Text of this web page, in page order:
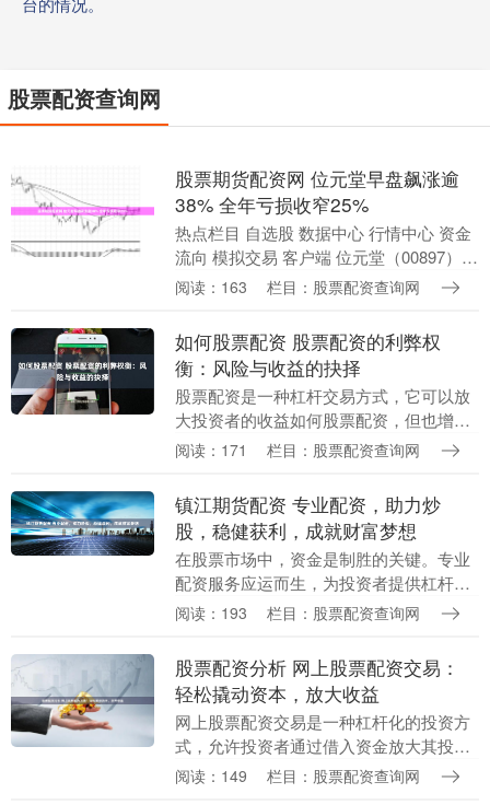
股票配资查询网
股票期货配资网 位元堂早盘飙涨逾
38% 全年亏损收窄25%
热点栏目 自选股 数据中心 行情中心 资金
流向 模拟交易 客户端 位元堂（00897）早
盘曾飙涨超52%，涨幅现收窄至上涨
阅读：163 栏目：股票配资查询网
如何股票配资 股票配资的利弊权
衡：风险与收益的抉择
股票配资是一种杠杆交易方式，它可以放
大投资者的收益如何股票配资，但也增加
了风险。在考虑股票配资之前，权衡其利
公司借入资金，....
阅读：171 栏目：股票配资查询网
镇江期货配资 专业配资，助力炒
股，稳健获利，成就财富梦想
在股票市场中，资金是制胜的关键。专业
配资服务应运而生，为投资者提供杠杆资
金，放大收益空间。 股票配资是指借用资
通过配资来增加....
阅读：193 栏目：股票配资查询网
股票配资分析 网上股票配资交易：
轻松撬动资本，放大收益
网上股票配资交易是一种杠杆化的投资方
式，允许投资者通过借入资金放大其投资
收益。通过使用配资平台，投资者可以获
阅读：149 栏目：股票配资查询网